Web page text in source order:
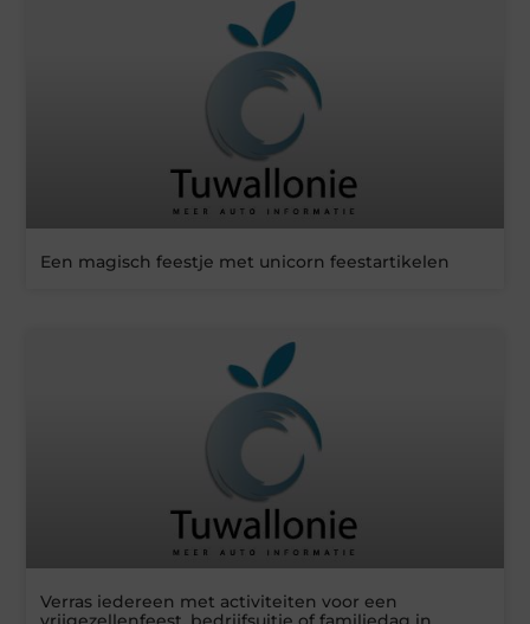
Een magisch feestje met unicorn feestartikelen
Verras iedereen met activiteiten voor een